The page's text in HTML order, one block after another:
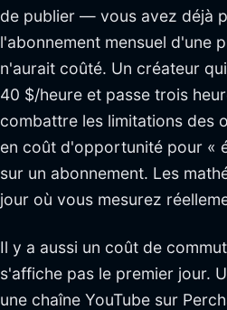
de publier — vous avez déjà
l'abonnement mensuel d'une
n'aurait coûté. Un créateur
40 $/heure et passe trois
combattre les limitations des
en coût d'opportunité pour «
sur un abonnement. Les
jour où vous mesurez
Il y a aussi un coût de
s'affiche pas le premier jour.
une chaîne YouTube sur